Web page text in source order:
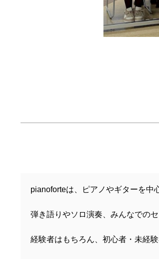
pianoforteは、ピアノやギターを中
弾き語りやソロ演奏、みんなでの
経験者はもちろん、初心者・未経験